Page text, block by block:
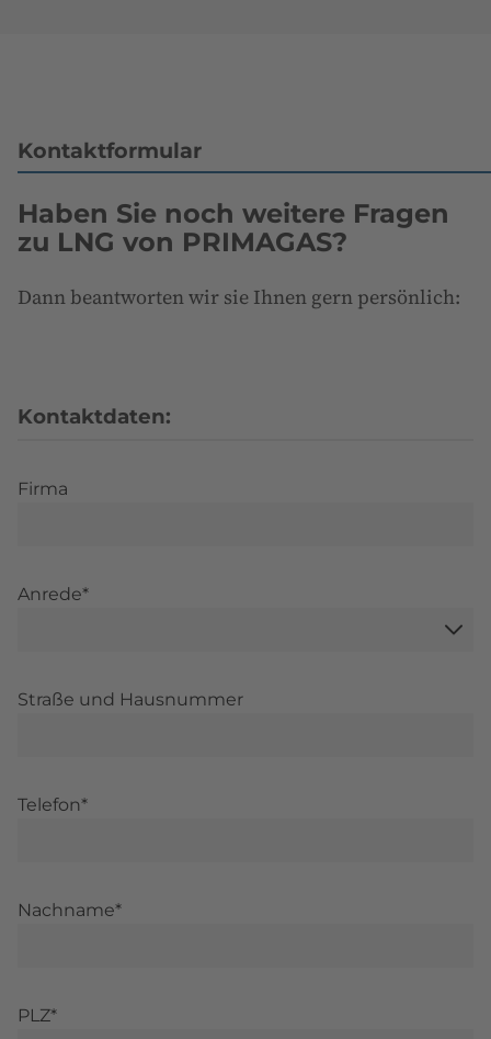
Kontaktformular
Haben Sie noch weitere Fragen
zu LNG von PRIMAGAS?
Dann beantworten wir sie Ihnen gern persönlich:
Kontaktdaten:
Firma
Anrede*
Straße und Hausnummer
Telefon*
Nachname*
PLZ*